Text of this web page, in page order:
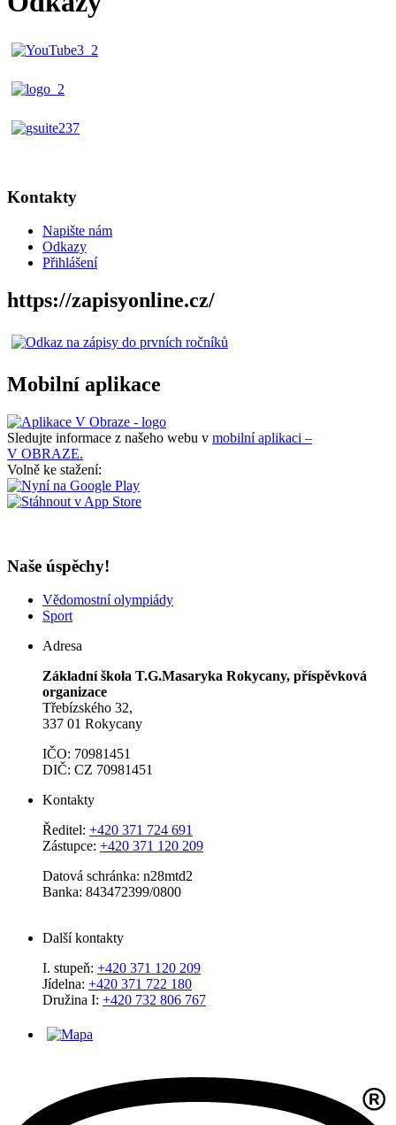
Kontakty
Napište nám
Odkazy
Přihlášení
https://zapisyonline.cz/
Mobilní aplikace
Sledujte informace z našeho webu v mobilní aplikaci –
V OBRAZE.
Volně ke stažení:
Naše úspěchy!
Vědomostní olympiády
Sport
Adresa
Základní škola T.G.Masaryka Rokycany, příspěvková
organizace
Třebízského 32,
337 01 Rokycany
IČO: 70981451
DIČ: CZ 70981451
Kontakty
Ředitel: +420 371 724 691
Zástupce: +420 371 120 209
Datová schránka: n28mtd2
Banka: 843472399/0800
Další kontakty
I. stupeň: +420 371 120 209
Jídelna: +420 371 722 180
Družina I: +420 732 806 767